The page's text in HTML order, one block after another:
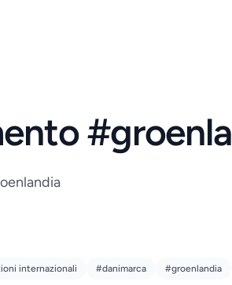
internazionali #danimarca #groenlandia